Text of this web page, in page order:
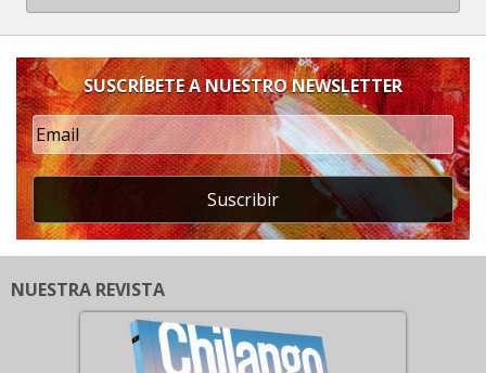
SUSCRÍBETE A NUESTRO NEWSLETTER
Suscribir
NUESTRA REVISTA